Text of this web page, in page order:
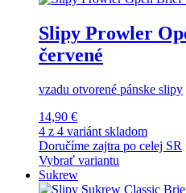
Slipy Prowler
červené
vzadu otvorené pánske slipy
14,90 €
4 z 4 variánt skladom
Doručíme zajtra po celej SR
Vybrať variantu
Sukrew